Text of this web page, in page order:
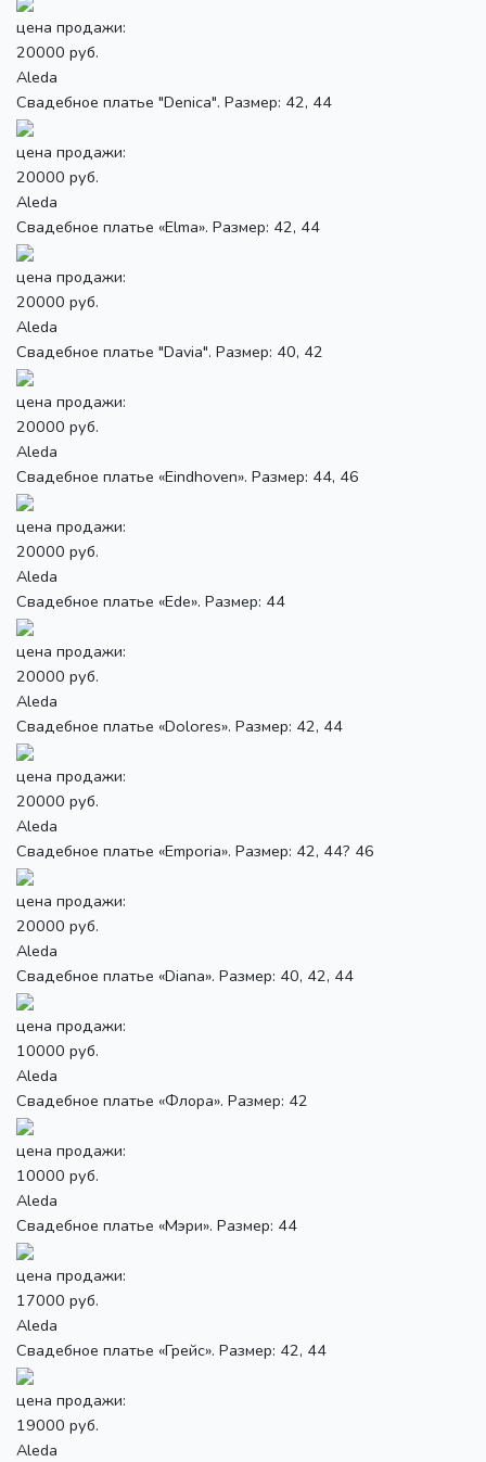
цена продажи:
20000 руб.
Aleda
Свадебное платье "Denica". Размер: 42, 44
цена продажи:
20000 руб.
Aleda
Свадебное платье «Elma». Размер: 42, 44
цена продажи:
20000 руб.
Aleda
Свадебное платье "Davia". Размер: 40, 42
цена продажи:
20000 руб.
Aleda
Свадебное платье «Eindhoven». Размер: 44, 46
цена продажи:
20000 руб.
Aleda
Свадебное платье «Ede». Размер: 44
цена продажи:
20000 руб.
Aleda
Свадебное платье «Dolores». Размер: 42, 44
цена продажи:
20000 руб.
Aleda
Свадебное платье «Emporia». Размер: 42, 44? 46
цена продажи:
20000 руб.
Aleda
Свадебное платье «Diana». Размер: 40, 42, 44
цена продажи:
10000 руб.
Aleda
Свадебное платье «Флора». Размер: 42
цена продажи:
10000 руб.
Aleda
Свадебное платье «Мэри». Размер: 44
цена продажи:
17000 руб.
Aleda
Свадебное платье «Грейс». Размер: 42, 44
цена продажи:
19000 руб.
Aleda